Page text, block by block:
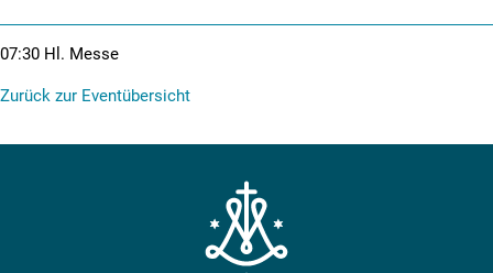
07:30 Hl. Messe
Zurück zur Eventübersicht